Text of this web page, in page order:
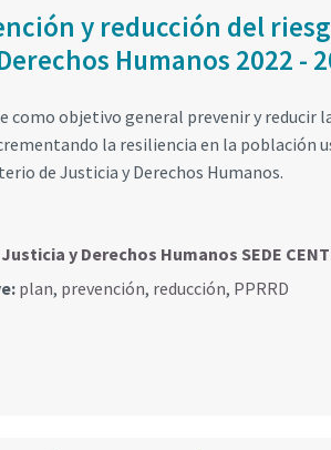
y reducción del
Humanos 2022 -
como objetivo general prevenir y reducir
la resiliencia en la población
de Justicia y Derechos Humanos.
y Derechos Humanos SEDE
plan, prevención, reducción, PPRRD